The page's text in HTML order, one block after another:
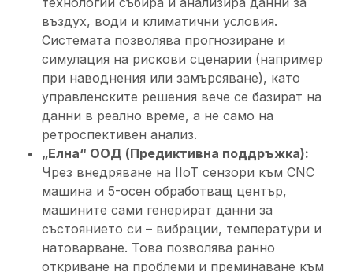
въздух, води и климатични условия.
Системата позволява прогнозиране и
симулация на рискови сценарии (например
при наводнения или замърсяване), като
управленските решения вече се базират на
данни в реално време, а не само на
ретроспективен анализ.
„Елна“ ООД (Предиктивна поддръжка):
Чрез внедряване на IIoT сензори към CNC
машина и 5-осен обработващ център,
машините сами генерират данни за
състоянието си – вибрации, температури и
натоварване. Това позволява ранно
откриване на проблеми и преминаване към